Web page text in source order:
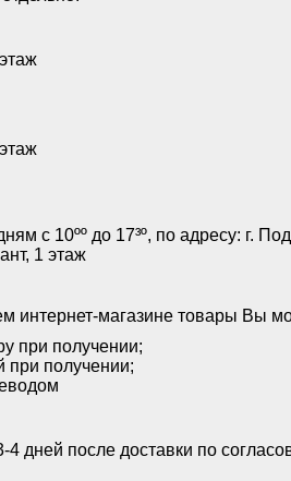
с 10ºº до 17³º, по адресу: г.
1 этаж
интернет-магазине товары Вы
при получении;
при получении;
4 дней после доставки по